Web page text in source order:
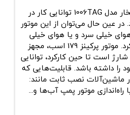
موتور پرکینز ۱۷۹ اسب بخار مدل 1006TAG توانایی کار در
در عین حال می‌توان از این موتور
خیلی سرد و یا هوای خیلی
گرم و مرطوب استفاده کرد. موتور پرکینز 179 اسب، مجهز
‌است تا حین کارکرد، توانایی
را داشته باشد. قابلیت‌هایی که
ماشین‌آلات نصب ثابت مانند:
راه‌اندازی موتور پمپ آب‌ها و...